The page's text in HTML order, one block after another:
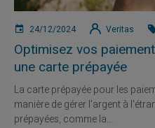
24/12/2024 Veritas
Optimisez vos
une carte prépayée
La carte prépayée pour les
manière de gérer l'argent à
prépayées, comme la...